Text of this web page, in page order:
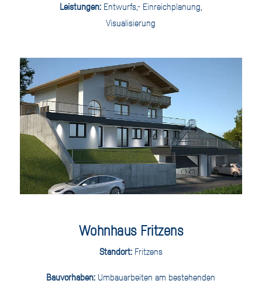
Leistungen: Entwurfs,- Einreichplanung,
Visualisierung
Wohnhaus Fritzens
Standort: Fritzens
Bauvorhaben: Umbauarbeiten am bestehenden